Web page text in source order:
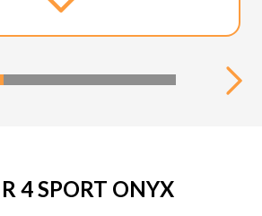
4 SPORT ONYX